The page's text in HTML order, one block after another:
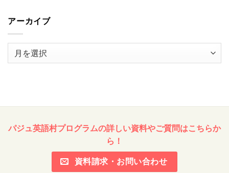
アーカイブ
パジュ英語村プログラムの詳しい資料やご質問はこちらか
ら！
資料請求・お問い合わせ